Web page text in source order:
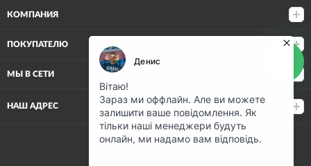
КОМПАНИЯ
ПОКУПАТЕЛЮ
МЫ В СЕТИ
НАШ АДРЕС
(068) 80-500-80